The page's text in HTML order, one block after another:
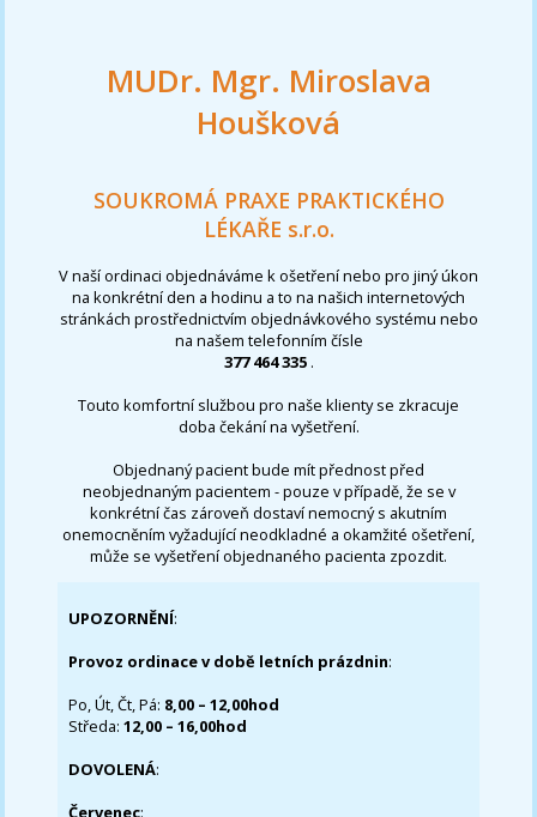
MUDr. Mgr. Miroslava
Houšková
SOUKROMÁ PRAXE PRAKTICKÉHO
LÉKAŘE s.r.o.
V naší ordinaci objednáváme k ošetření nebo pro jiný úkon
na konkrétní den a hodinu a to na našich internetových
stránkách prostřednictvím objednávkového systému nebo
na našem telefonním čísle
377 464 335 .
Touto komfortní službou pro naše klienty se zkracuje
doba čekání na vyšetření.
Objednaný pacient bude mít přednost před
neobjednaným pacientem - pouze v případě, že se v
konkrétní čas zároveň dostaví nemocný s akutním
onemocněním vyžadující neodkladné a okamžité ošetření,
může se vyšetření objednaného pacienta zpozdit.
UPOZORNĚNÍ:
Provoz ordinace v době letních prázdnin:
Po, Út, Čt, Pá: 8,00 – 12,00hod
Středa:12,00 – 16,00hod
DOVOLENÁ:
Červenec: